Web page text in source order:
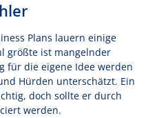
Plans lauern einige
größte ist mangelnder
für die eigene Idee werden
Hürden unterschätzt. Ein
doch sollte er durch
werden.